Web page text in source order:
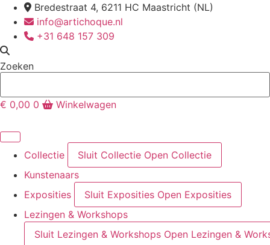
naar
inhoud
Bredestraat 4, 6211 HC Maastricht (NL)
info@artichoque.nl
+31 648 157 309
Zoeken
€ 0,00 0 Winkelwagen
Collectie Sluit Collectie Open Collectie
Kunstenaars
Exposities
Sluit Exposities Open Exposities
Lezingen & Workshops
Sluit Lezingen & Workshops Open Lezingen &